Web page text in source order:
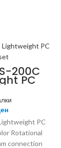
200C
PC
PC
Rotational
connection